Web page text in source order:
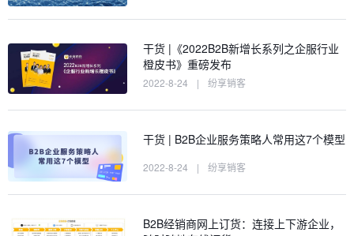
干货 |《2022B2B新增长系列之企服行业
橙皮书》重磅发布
2022-8-24 | 纷享销客
干货 | B2B企业服务策略人常用这7个模型
2022-8-24 | 纷享销客
B2B经销商网上订货：连接上下游企业，